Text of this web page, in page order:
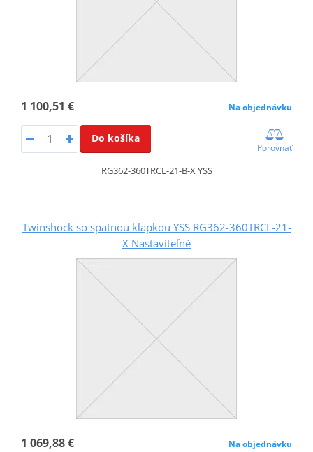
1 100,51 € Na objednávku
Do košíka
Porovnať
RG362-360TRCL-21-B-X YSS
Twinshock so spätnou klapkou YSS RG362-360TRCL-21-
X Nastaviteľné
1 069,88 € Na objednávku